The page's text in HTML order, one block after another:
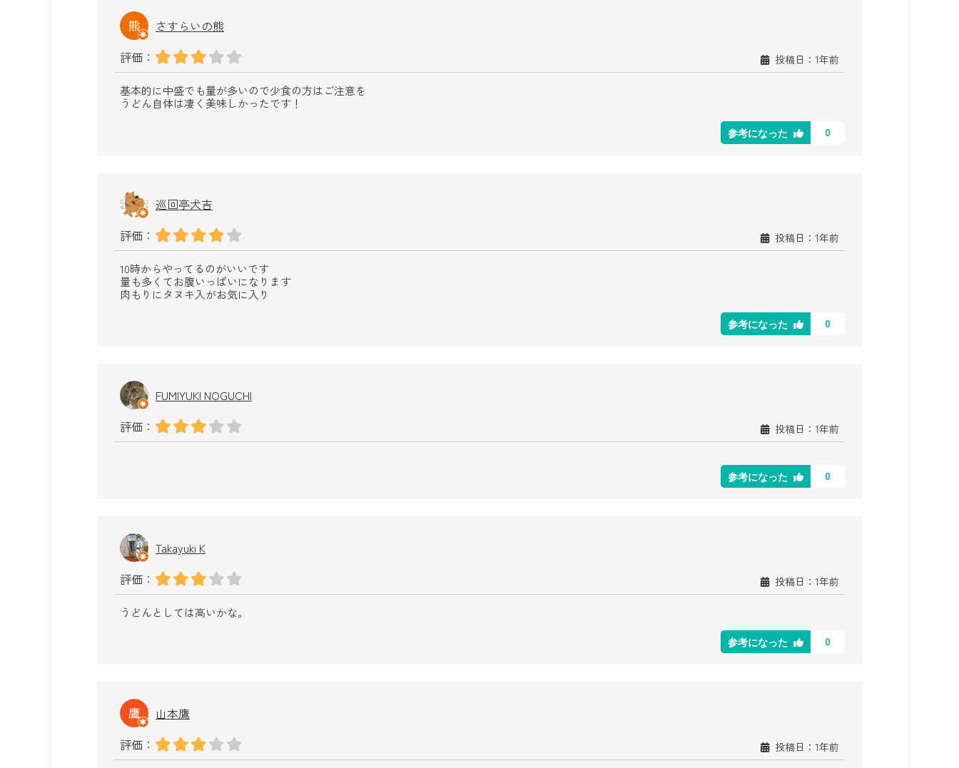
さすらいの熊
評価：
投稿日：1年前
基本的に中盛でも量が多いので少食の方はご注意を
うどん自体は凄く美味しかったです！
参考になった 0
巡回亭犬吉
評価：
投稿日：1年前
10時からやってるのがいいです
量も多くてお腹いっぱいになります
肉もりにタヌキ入がお気に入り
参考になった 0
FUMIYUKI NOGUCHI
評価：
投稿日：1年前
参考になった 0
Takayuki K
評価：
投稿日：1年前
うどんとしては高いかな。
参考になった 0
山本鷹
評価：
投稿日：1年前